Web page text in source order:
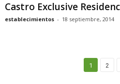
Castro Exclusive
establecimientos - 18 septiembre, 2014
1 2